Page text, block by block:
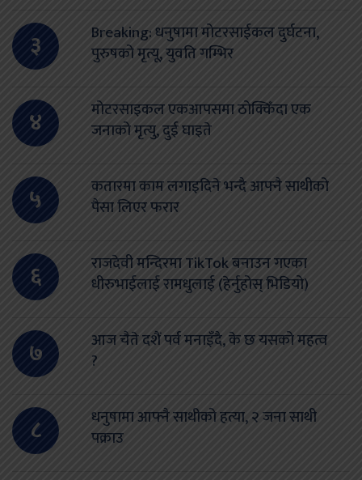
३
Breaking: धनुषामा मोटरसाईकल दुर्घटना,
पुरुषको मृत्यू, युवति गम्भिर
४
मोटरसाइकल एकआपसमा ठोक्किँदा एक
जनाको मृत्यु, दुई घाइते
५
कतारमा काम लगाइदिने भन्दै आफ्नै साथीको
पैसा लिएर फरार
६
राजदेवी मन्दिरमा TikTok बनाउन गएका
धीरुभाईलाई रामधुलाई (हेर्नुहोस् भिडियो)
७
आज चैते दशैं पर्व मनाइँदै, के छ यसको महत्व
?
८
धनुषामा आफ्नै साथीको हत्या, २ जना साथी
पक्राउ